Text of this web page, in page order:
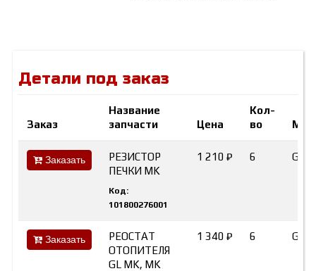
Детали под заказ
Заказ
Название
запчасти
Цена
Кол-
во
Заказать
РЕЗИСТОР
ПЕЧКИ MK
Код:
101800276001
1 210 ₽ 6
Заказать
РЕОСТАТ
ОТОПИТЕЛЯ
GL MK, MK
1 340 ₽ 6